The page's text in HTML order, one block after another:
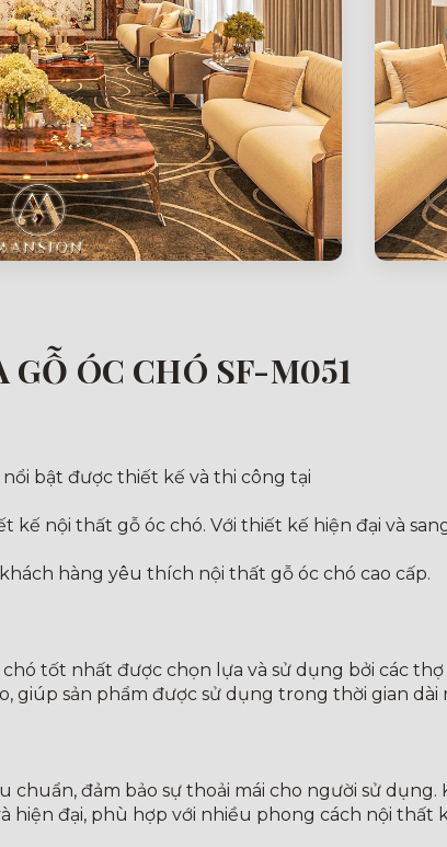
GỖ ÓC CHÓ SF-M051
bật được thiết kế và thi công tại
kế nội thất gỗ óc chó. Với thiết kế hiện đại và
hàng yêu thích nội thất gỗ óc chó cao cấp.
tốt nhất được chọn lựa và sử dụng bởi các
giúp sản phẩm được sử dụng trong thời gian
đảm bảo sự thoải mái cho người sử
hiện đại, phù hợp với nhiều phong cách nội thất